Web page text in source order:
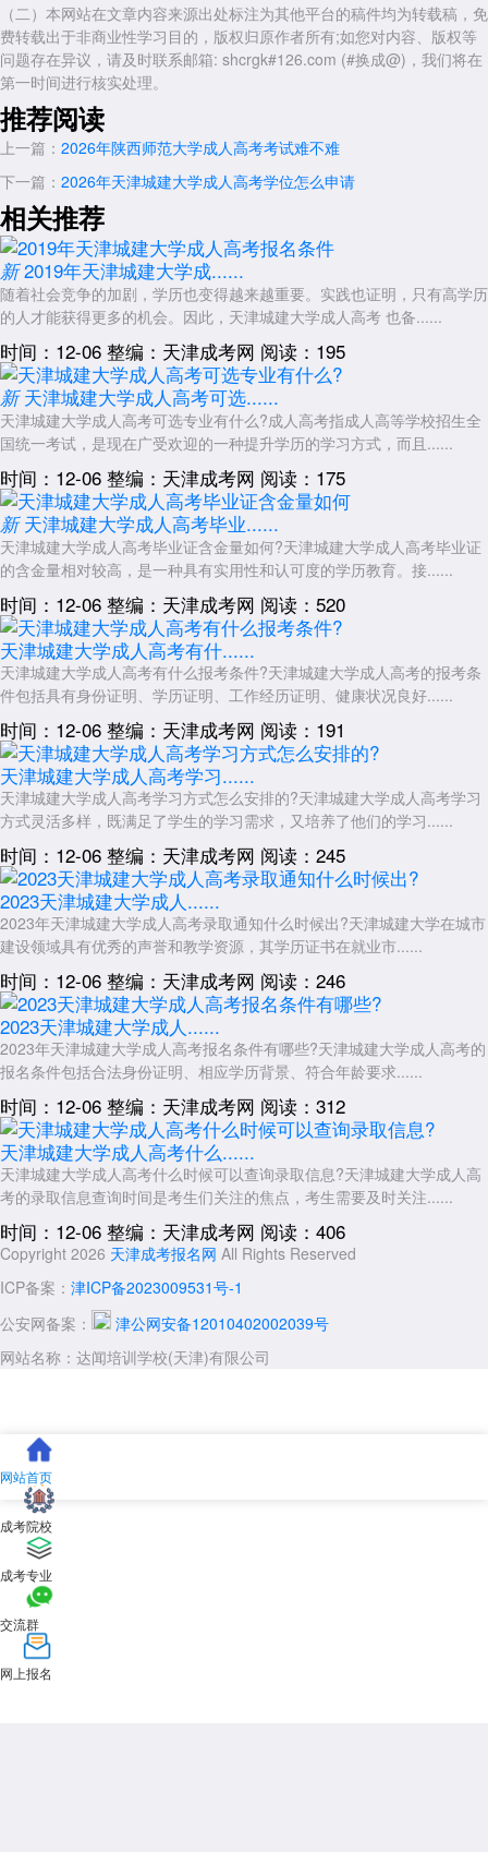
验。
考场纪律与答题规范：
考生应自觉服从监考员等考试工作人员的管理，不得扰乱考场秩序。
选择题需用2B铅笔填涂，确保涂满、涂黑;非选择题需用0.5毫米黑色
字迹中性笔作答，在答题卡指定区域内书写。
试卷与答题卡不得折叠、撕破，不得在非答题区域书写或做标记。
考生不得交头接耳、左顾右盼、打手势、做暗号，不得夹带、旁窥、
抄袭或有意让他人抄袭，不得传抄答案或交换试卷、答题卡、草稿纸。
交卷与离场要求：
交卷出场时间不得早于考试结束前30分钟。交卷后，考生不得再进
场续考，也不得在考场附近逗留或交谈。
考试结束信号发出后，考生应立即停笔并停止答题，将试卷、答题
卡、草稿纸整理好放在桌上，待监考员收齐后依次退场。
以上就是关于：“2026年天津城建大学成人高考考场有哪些地方”的简
单介绍，想了解更多内容，可以持续关注天津成人高考网
展开全文
（二）本网站在文章内容来源出处标注为其他平台的稿件均为转载稿，免
费转载出于非商业性学习目的，版权归原作者所有;如您对内容、版权等
问题存在异议，请及时联系邮箱: shcrgk#126.com (#换成@)，我们将在
第一时间进行核实处理。
推荐阅读
上一篇： 2026年陕西师范大学成人高考考试难不难
下一篇： 2026年天津城建大学成人高考学位怎么申请
相关推荐
新 2019年天津城建大学成......
随着社会竞争的加剧，学历也变得越来越重要。实践也证明，只有高学历
的人才能获得更多的机会。因此，天津城建大学成人高考 也备......
时间：12-06 整编：天津成考网 阅读：195
新 天津城建大学成人高考可选......
天津城建大学成人高考可选专业有什么?成人高考指成人高等学校招生全
国统一考试，是现在广受欢迎的一种提升学历的学习方式，而且......
时间：12-06 整编：天津成考网 阅读：175
新 天津城建大学成人高考毕业......
天津城建大学成人高考毕业证含金量如何?天津城建大学成人高考毕业证
的含金量相对较高，是一种具有实用性和认可度的学历教育。接......
时间：12-06 整编：天津成考网 阅读：520
天津城建大学成人高考有什......
天津城建大学成人高考有什么报考条件?天津城建大学成人高考的报考条
件包括具有身份证明、学历证明、工作经历证明、健康状况良好......
时间：12-06 整编：天津成考网 阅读：191
天津城建大学成人高考学习......
天津城建大学成人高考学习方式怎么安排的?天津城建大学成人高考学习
方式灵活多样，既满足了学生的学习需求，又培养了他们的学习......
时间：12-06 整编：天津成考网 阅读：245
2023天津城建大学成人......
2023年天津城建大学成人高考录取通知什么时候出?天津城建大学在城市
建设领域具有优秀的声誉和教学资源，其学历证书在就业市......
时间：12-06 整编：天津成考网 阅读：246
2023天津城建大学成人......
2023年天津城建大学成人高考报名条件有哪些?天津城建大学成人高考的
报名条件包括合法身份证明、相应学历背景、符合年龄要求......
时间：12-06 整编：天津成考网 阅读：312
天津城建大学成人高考什么......
天津城建大学成人高考什么时候可以查询录取信息?天津城建大学成人高
考的录取信息查询时间是考生们关注的焦点，考生需要及时关注......
时间：12-06 整编：天津成考网 阅读：406
Copyright 2026 天津成考报名网 All Rights Reserved
ICP备案： 津ICP备2023009531号-1
公安网备案：
津公网安备12010402002039号
网站名称：达闻培训学校(天津)有限公司
网站首页
成考院校
成考专业
交流群
网上报名